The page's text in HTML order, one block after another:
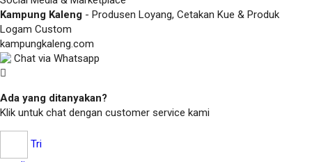
Kampung Kaleng - Produsen Loyang, Cetakan Kue & Produk
Logam Custom
kampungkaleng.com
Chat via Whatsapp
Ada yang ditanyakan?
Klik untuk chat dengan customer service kami
Tri